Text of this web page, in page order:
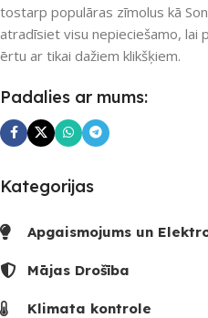
Nē
SKAITS
tostarp populāras zīmolus kā
atradīsiet visu nepieciešamo, lai
ērtu ar tikai dažiem klikšķiem.
Padalies ar mums:
Kategorijas
Apgaismojums un
Mājas Drošība
Klimata kontrole